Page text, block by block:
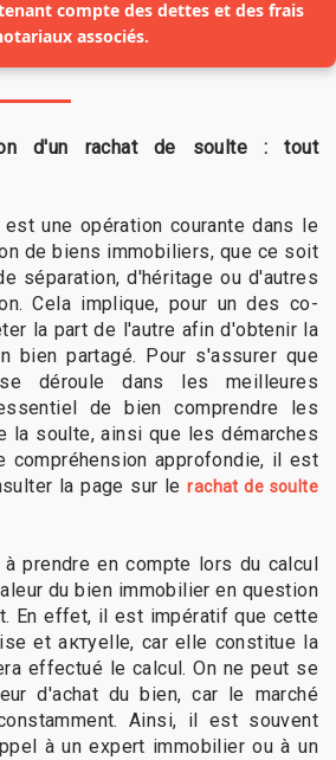
compte des dettes et des frais
associés.
d'un rachat de soulte : tout
une opération courante dans le
de biens immobiliers, que ce soit
séparation, d'héritage ou d'autres
Cela implique, pour un des co-
la part de l'autre afin d'obtenir la
bien partagé. Pour s'assurer que
déroule dans les meilleures
de bien comprendre les
la soulte, ainsi que les démarches
compréhension approfondie, il est
la page sur lerachat de soulte
prendre en compte lors du calcul
du bien immobilier en question
En effet, il est impératif que cette
et актуelle, car elle constitue la
effectué le calcul. On ne peut se
d'achat du bien, car le marché
Ainsi, il est souvent
à un expert immobilier ou à un